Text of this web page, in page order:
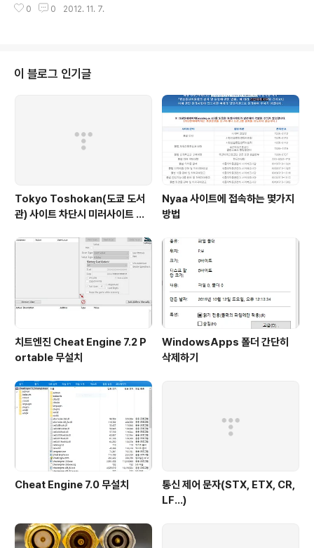
안의 모든 파일을 gzip를 이용하여 archive.tar.gz로 압축함 복원할 때 tar -
0 0 2012. 11. 7.
이 블로그 인기글
Tokyo Toshokan(도쿄 도서
관) 사이트 차단시 미러사이트 접
Nyaa 사이트에 접속하는 몇가지
방법
치트엔진 Cheat Engine 7.2 P
ortable 무설치
WindowsApps 폴더 간단히
삭제하기
Cheat Engine 7.0 무설치
통신 제어 문자(STX, ETX, CR,
LF...)